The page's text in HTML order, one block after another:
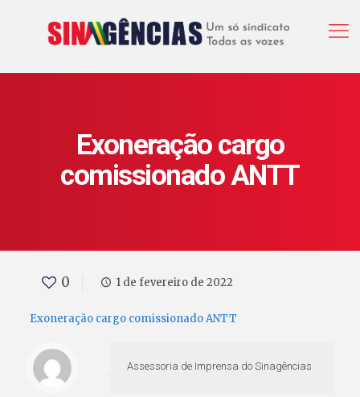
Exoneração cargo
comissionado ANTT
0 1 de fevereiro de 2022
Exoneração cargo comissionado ANTT
Assessoria de Imprensa do Sinagências